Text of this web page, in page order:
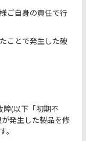
ご自身の責任で行
ことで発生した破
障(以下「初期不
発生した製品を修